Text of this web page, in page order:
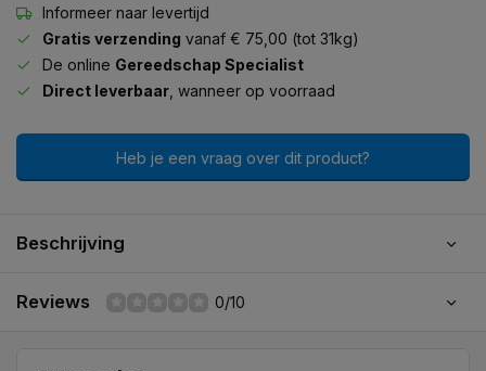
Informeer naar levertijd
Gratis verzending vanaf € 75,00 (tot 31kg)
De online Gereedschap Specialist
Direct leverbaar , wanneer op voorraad
Heb je een vraag over dit product?
Beschrijving
Reviews 0/10